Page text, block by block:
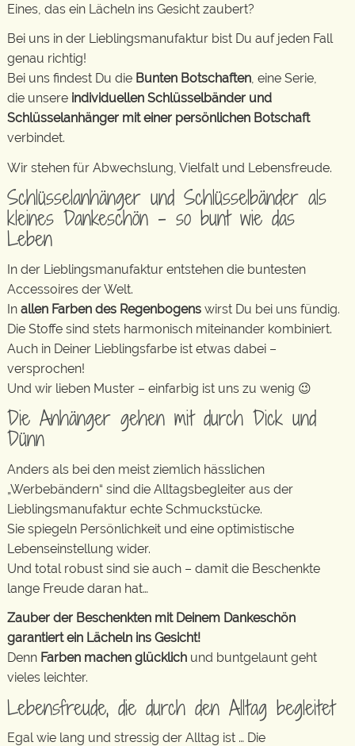
Eines, das ein Lächeln ins Gesicht zaubert?
Bei uns in der Lieblingsmanufaktur bist Du auf jeden Fall
genau richtig!
Bei uns findest Du die Bunten Botschaften, eine Serie,
die unsere individuellen Schlüsselbänder und
Schlüsselanhänger mit einer persönlichen Botschaft
verbindet.
Wir stehen für Abwechslung, Vielfalt und Lebensfreude.
Schlüsselanhänger und Schlüsselbänder als
kleines Dankeschön – so bunt wie das
Leben
In der Lieblingsmanufaktur entstehen die buntesten
Accessoires der Welt.
In allen Farben des Regenbogens wirst Du bei uns fündig.
Die Stoffe sind stets harmonisch miteinander kombiniert.
Auch in Deiner Lieblingsfarbe ist etwas dabei –
versprochen!
Und wir lieben Muster – einfarbig ist uns zu wenig 😉
Die Anhänger gehen mit durch Dick und
Dünn
Anders als bei den meist ziemlich hässlichen
„Werbebändern“ sind die Alltagsbegleiter aus der
Lieblingsmanufaktur echte Schmuckstücke.
Sie spiegeln Persönlichkeit und eine optimistische
Lebenseinstellung wider.
Und total robust sind sie auch – damit die Beschenkte
lange Freude daran hat…
Zauber der Beschenkten mit Deinem Dankeschön
garantiert ein Lächeln ins Gesicht!
Denn Farben machen glücklich und buntgelaunt geht
vieles leichter.
Lebensfreude, die durch den Alltag begleitet
Egal wie lang und stressig der Alltag ist … Die